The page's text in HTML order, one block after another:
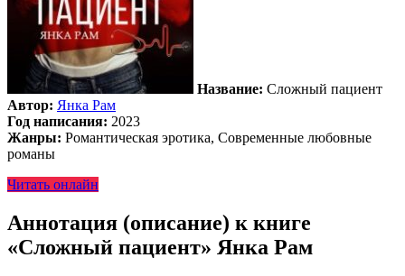
Название: Сложный пациент
Автор: Янка Рам
Год написания: 2023
Жанры: Романтическая эротика, Современные любовные
романы
Читать онлайн
Аннотация (описание) к книге
«Сложный пациент» Янка Рам